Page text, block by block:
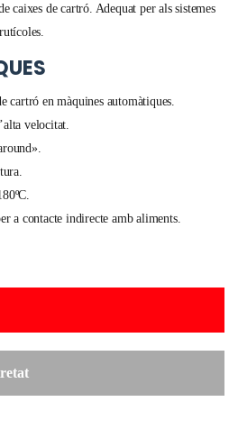
caixes de cartró. Adequat per als sistemes
cartró en màquines automàtiques.
velocitat.
a contacte indirecte amb aliments.